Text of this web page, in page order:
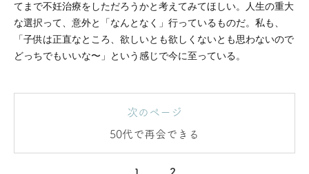
てまで不妊治療をしただろうかと考えてみてほしい。人生の重大
な選択って、意外と「なんとなく」行っているものだ。私も、
「子供は正直なところ、欲しいとも欲しくないとも思わないので
どっちでもいいな〜」という感じで今に至っている。
次のページ
50代で再会できる